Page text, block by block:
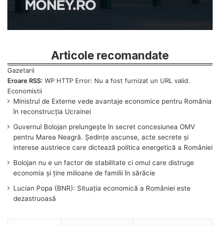
Articole recomandate
Eroare RSS: WP HTTP Error: Nu a fost furnizat un URL valid.
Ministrul de Externe vede avantaje economice pentru România
în reconstrucția Ucrainei
Guvernul Bolojan prelungește în secret concesiunea OMV
pentru Marea Neagră. Ședințe ascunse, acte secrete și
interese austriece care dictează politica energetică a României
Bolojan nu e un factor de stabilitate ci omul care distruge
economia și ține milioane de familii în sărăcie
Lucian Popa (BNR): Situația economică a României este
dezastruoasă